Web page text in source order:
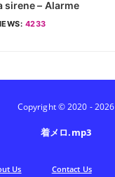
sirene – Alarme
4233
Copyright © 2020 - 2026
着メロ.mp3
Us Contact Us